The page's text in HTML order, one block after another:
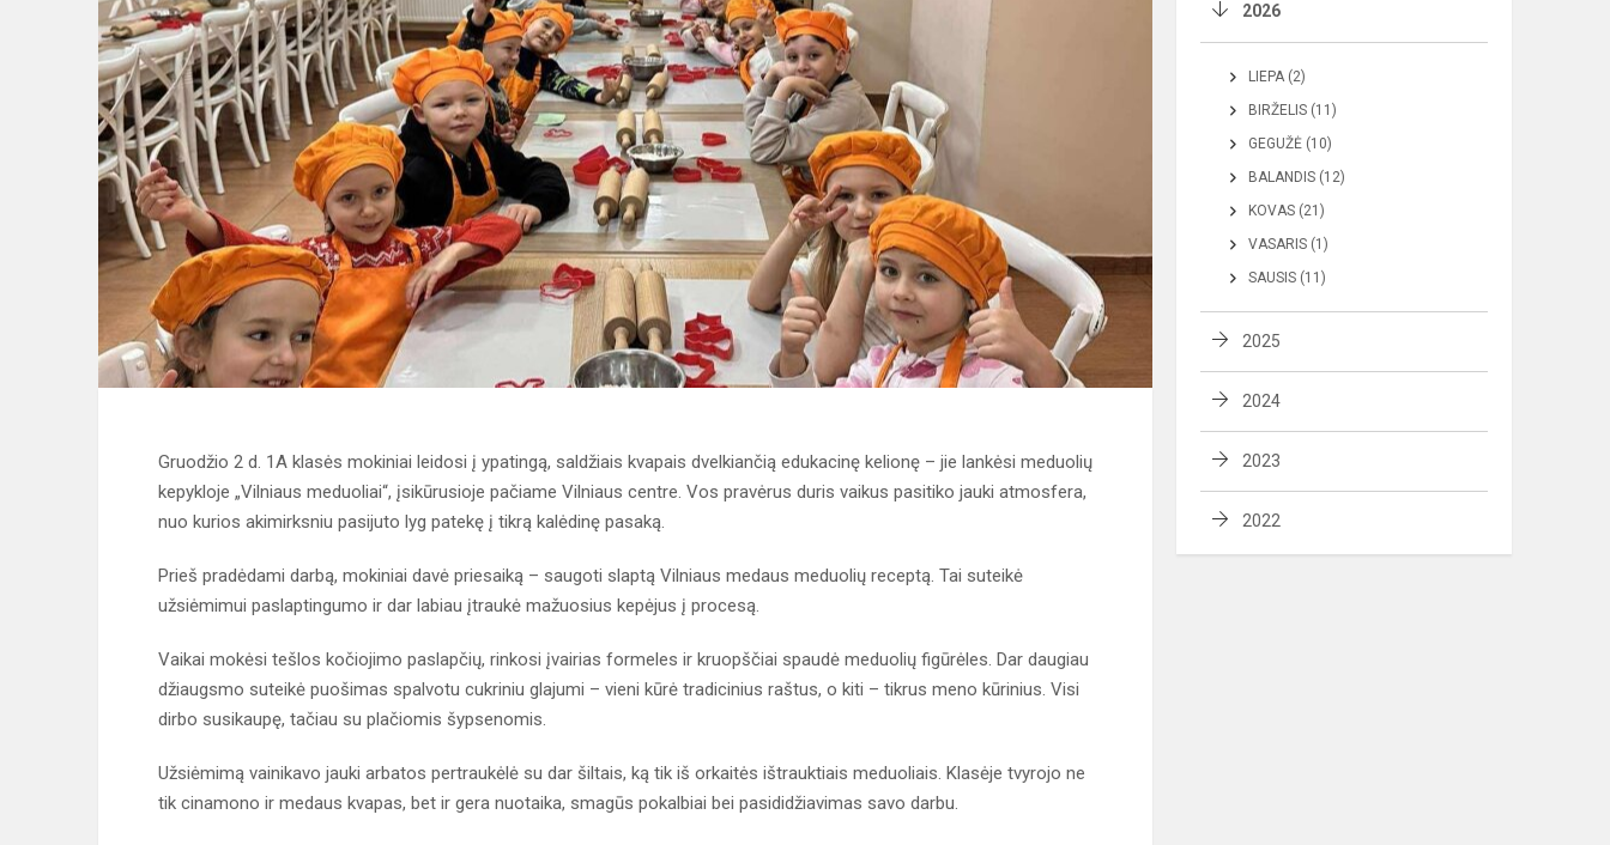
Gruodžio 2 d. 1A klasės mokiniai leidosi į ypatingą, saldžiais kvapais dvelkiančią edukacinę kelionę – jie lankėsi meduolių
kepykloje „Vilniaus meduoliai“, įsikūrusioje pačiame Vilniaus centre. Vos pravėrus duris vaikus pasitiko jauki atmosfera,
nuo kurios akimirksniu pasijuto lyg patekę į tikrą kalėdinę pasaką.
Prieš pradėdami darbą, mokiniai davė priesaiką – saugoti slaptą Vilniaus medaus meduolių receptą. Tai suteikė
užsiėmimui paslaptingumo ir dar labiau įtraukė mažuosius kepėjus į procesą.
Vaikai mokėsi tešlos kočiojimo paslapčių, rinkosi įvairias formeles ir kruopščiai spaudė meduolių figūrėles. Dar daugiau
džiaugsmo suteikė puošimas spalvotu cukriniu glajumi – vieni kūrė tradicinius raštus, o kiti – tikrus meno kūrinius. Visi
dirbo susikaupę, tačiau su plačiomis šypsenomis.
Užsiėmimą vainikavo jauki arbatos pertraukėlė su dar šiltais, ką tik iš orkaitės ištrauktiais meduoliais. Klasėje tvyrojo ne
tik cinamono ir medaus kvapas, bet ir gera nuotaika, smagūs pokalbiai bei pasididžiavimas savo darbu.
2026
LIEPA (2)
BIRŽELIS (11)
GEGUŽĖ (10)
BALANDIS (12)
KOVAS (21)
VASARIS (1)
SAUSIS (11)
2025
2024
2023
2022